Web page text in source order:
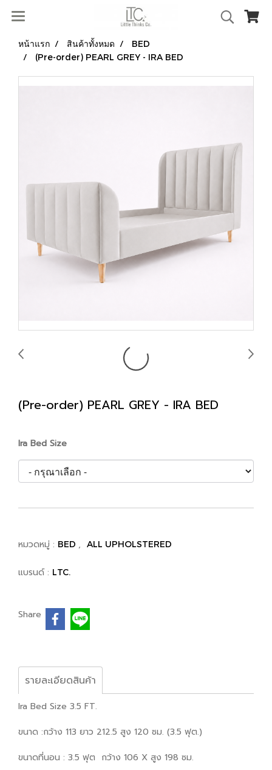
หน้าแรก สินค้าทั้งหมด
BED
(Pre-order) PEARL GREY - IRA BED
(Pre-order) PEARL GREY - IRA BED
Ira Bed Size
หมวดหมู่ : BED , ALL UPHOLSTERED
แบรนด์ : LTC.
Share
รายละเอียดสินค้า
Ira Bed Size 3.5 FT.
ขนาด :กว้าง 113 ยาว 212.5 สูง 120 ซม. (3.5 ฟุต.)
ขนาดที่นอน : 3.5 ฟุต กว้าง 106 X สูง 198 ซม.